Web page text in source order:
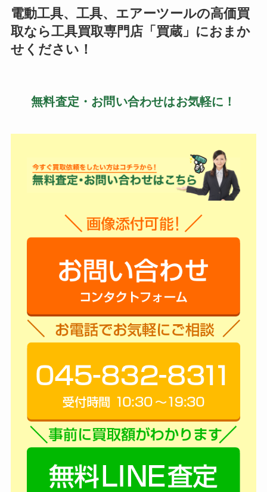
電動工具、工具、エアーツールの高価買
取なら工具買取専門店「買蔵」におまか
せください！
無料査定・お問い合わせはお気軽に！